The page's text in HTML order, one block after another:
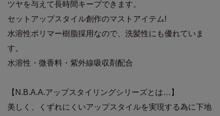
ツヤを与えて長時間キープできます。
セットアップスタイル創作のマストアイテム!
水溶性ポリマー樹脂採用なので、洗髪性にも優れていま
す。
水溶性・微香料・紫外線吸収剤配合
【N.B.A.A.アップスタイリングシリーズとは…】
美しく、くずれにくいアップスタイルを実現する為に下地